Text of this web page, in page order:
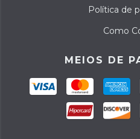
Política de
Como
MEIOS DE